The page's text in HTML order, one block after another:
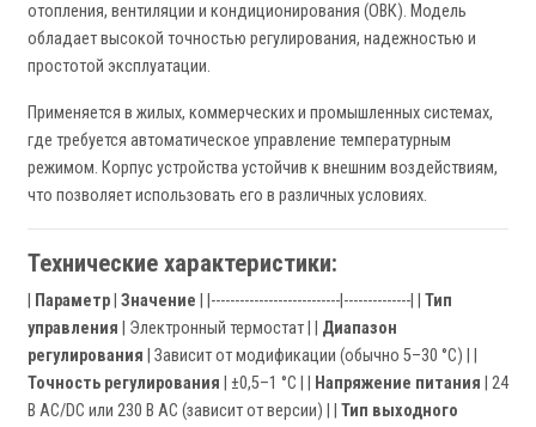
отопления, вентиляции и кондиционирования (ОВК). Модель
обладает высокой точностью регулирования, надежностью и
простотой эксплуатации.
Применяется в жилых, коммерческих и промышленных системах,
где требуется автоматическое управление температурным
режимом. Корпус устройства устойчив к внешним воздействиям,
что позволяет использовать его в различных условиях.
Технические характеристики:
Параметр Значение | |---------------------------|--------------| | Тип
управления | Электронный термостат | | Диапазон
регулирования | Зависит от модификации (обычно 5–30 °C) | |
Точность регулирования | ±0,5–1 °C | | Напряжение питания | 24
В AC/DC или 230 В AC (зависит от версии) | | Тип выходного